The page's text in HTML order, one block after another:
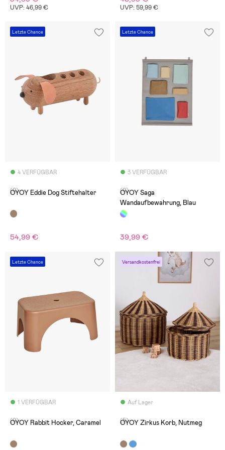
UVP: 46,99 € UVP: 59,99 €
Letzte Chance
4 VERFÜGBAR
(0)
OYOY Eddie Dog Stiftehalter
54,99 €
Letzte Chance
3 VERFÜGBAR
(0)
OYOY Saga
Wandaufbewahrung, Blau
39,99 €
Letzte Chance
1 VERFÜGBAR
(0)
OYOY Rabbit Hocker, Caramel
Versandkostenfrei
Auf Lager
(5)
OYOY Zirkus Korb, Nutmeg